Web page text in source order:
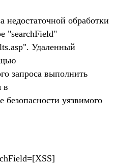
недостаточной обработки
"searchField"
Удаленный
запроса выполнить
в
безопасности уязвимого